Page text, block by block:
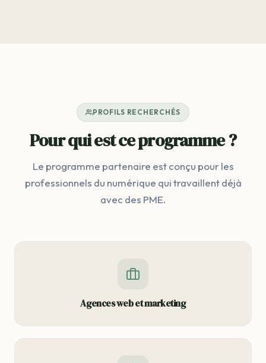
PROFILS RECHERCHÉS
Pour qui est ce programme ?
Le programme partenaire est conçu pour les
professionnels du numérique qui travaillent déjà
avec des PME.
Agences web et marketing